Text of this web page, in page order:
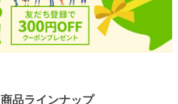
商品ラインナップ